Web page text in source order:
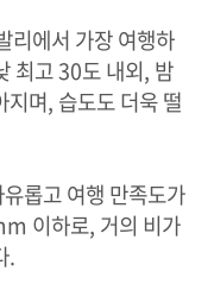
리에서 가장 여행하
최고 30도 내외, 밤
며, 습도도 더욱 떨
롭고 여행 만족도가
이하로, 거의 비가
.